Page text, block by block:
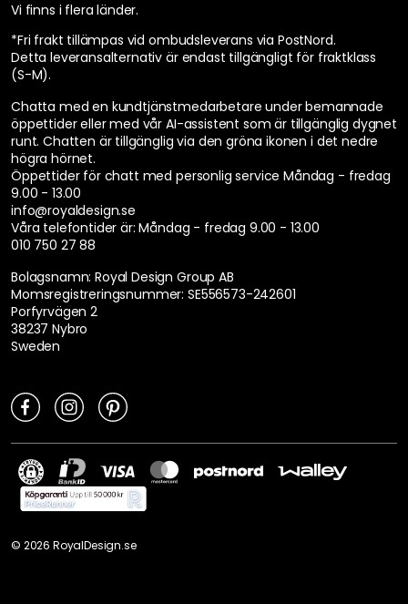
Vi finns i flera länder.
*Fri frakt tillämpas vid ombudsleverans via PostNord.
Detta leveransalternativ är endast tillgängligt för fraktklass
(S-M).
Chatta med en kundtjänstmedarbetare under bemannade
öppettider eller med vår AI-assistent som är tillgänglig dygnet
runt. Chatten är tillgänglig via den gröna ikonen i det nedre
högra hörnet.
Öppettider för chatt med personlig service Måndag - fredag
9.00 - 13.00
info@royaldesign.se
Våra telefontider är: Måndag - fredag 9.00 - 13.00
010 750 27 88
Bolagsnamn: Royal Design Group AB
Momsregistreringsnummer: SE556573-242601
Porfyrvägen 2
38237 Nybro
Sweden
© 2026 RoyalDesign.se